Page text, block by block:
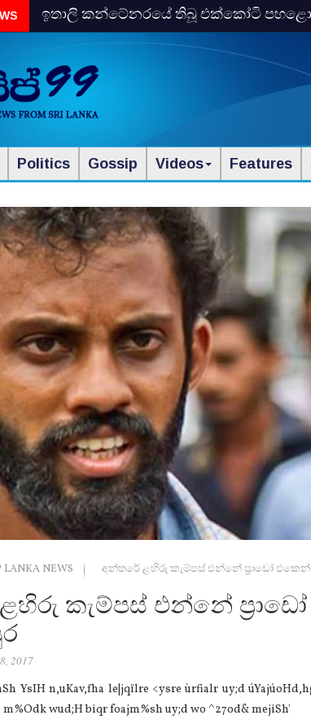
ඉතාලි කන්ටේනරයේ තිබූ එක්‌කෝටි
Politics Gossip Videos Features
LANKA NEWS අන්තරේ ළහිරු කැම්පස් එන්නේ ප්‍රාඩෝ
කැම්පස් එන්නේ
2017
YsIH n,uKav,fha le|jqïlre <ysre ùrfialr uy;d
wud;H biqr foajm%sh uy;d wo ^27od& mejiSh'